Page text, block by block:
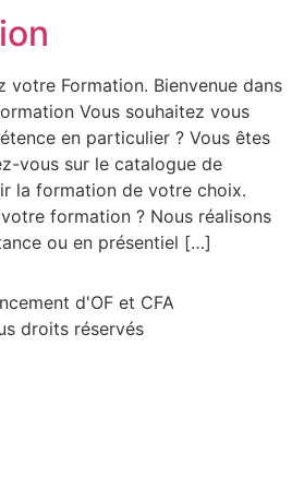
votre Formation. Bienvenue dans
Vous souhaitez vous
en particulier ? Vous êtes
vous sur le catalogue de
la formation de votre choix.
formation ? Nous réalisons
ou en présentiel […]
d'OF et CFA
droits réservés